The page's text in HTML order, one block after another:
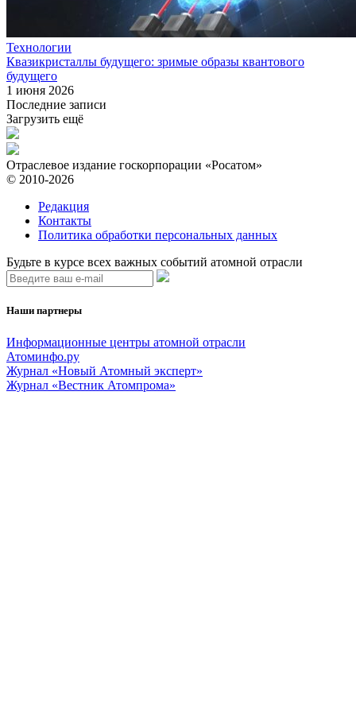
Технологии
Квазикристаллы будущего: зримые образы квантового
будущего
1 июня 2026
Последние записи
Загрузить ещё
Отраслевое издание госкорпорации «Росатом»
© 2010-2026
Редакция
Контакты
Политика обработки персональных данных
Будьте в курсе всех важных событий атомной отрасли
Наши партнеры
Информационные центры атомной отрасли
Атоминфо.ру
Журнал «Новый Атомный эксперт»
Журнал «Вестник Атомпрома»